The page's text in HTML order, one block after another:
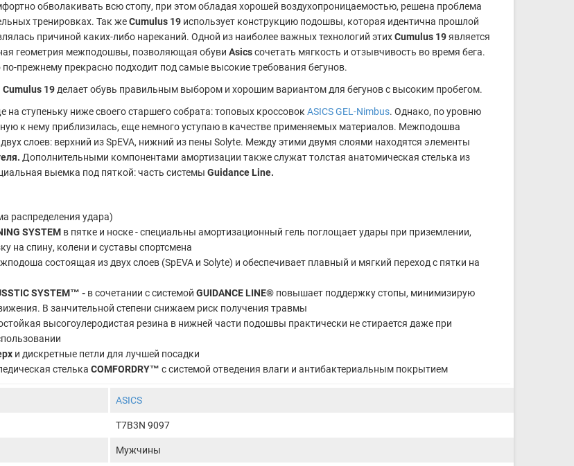
обволакивать всю стопу, при этом обладая хорошей воздухопроницаемостью, решена проблема
тренировках. Так жеCumulus 19 использует конструкцию подошвы, которая идентична прошлой
причиной каких-либо нареканий. Одной из наиболее важных технологий этихCumulus 19является
геометрия межподошвы, позволяющая обуви Asicsсочетать мягкость и отзывчивость во время бега.
прежнему прекрасно подходит под самые высокие требования бегунов.
Cumulus 19делает обувь правильным выбором и хорошим вариантом для бегунов с высоким пробегом.
на ступеньку ниже своего старшего собрата: топовых кроссовок ASICS GEL-Nimbus. Однако, по уровню
к нему приблизилась, еще немного уступаю в качестве применяемых материалов. Межподошва
двух слоев: верхний из SpEVA, нижний из пены Solyte. Между этими двумя слоями находятся элементы
Дополнительными компонентами амортизации также служат толстая анатомическая стелька из
выемка под пяткой: часть системы Guidance Line.
распределения удара)
SYSTEMв пятке и носке - специальны амортизационный гель поглощает удары при приземлении,
на спину, колени и суставы спортсмена
состоящая из двух слоев (SpEVA и Solyte) и обеспечивает плавный и мягкий переход с пятки на
SYSTEM™ - в сочетании с системой GUIDANCE LINE® повышает поддержку стопы, минимизирую
В занчительной степени снижаем риск получения травмы
высогоулеродистая резина в нижней части подошвы практически не стирается даже при
и дискретные петли для лучшей посадки
стелька COMFORDRY™ с системой отведения влаги и антибактериальным покрытием
ASICS
T7B3N 9097
Мужчины